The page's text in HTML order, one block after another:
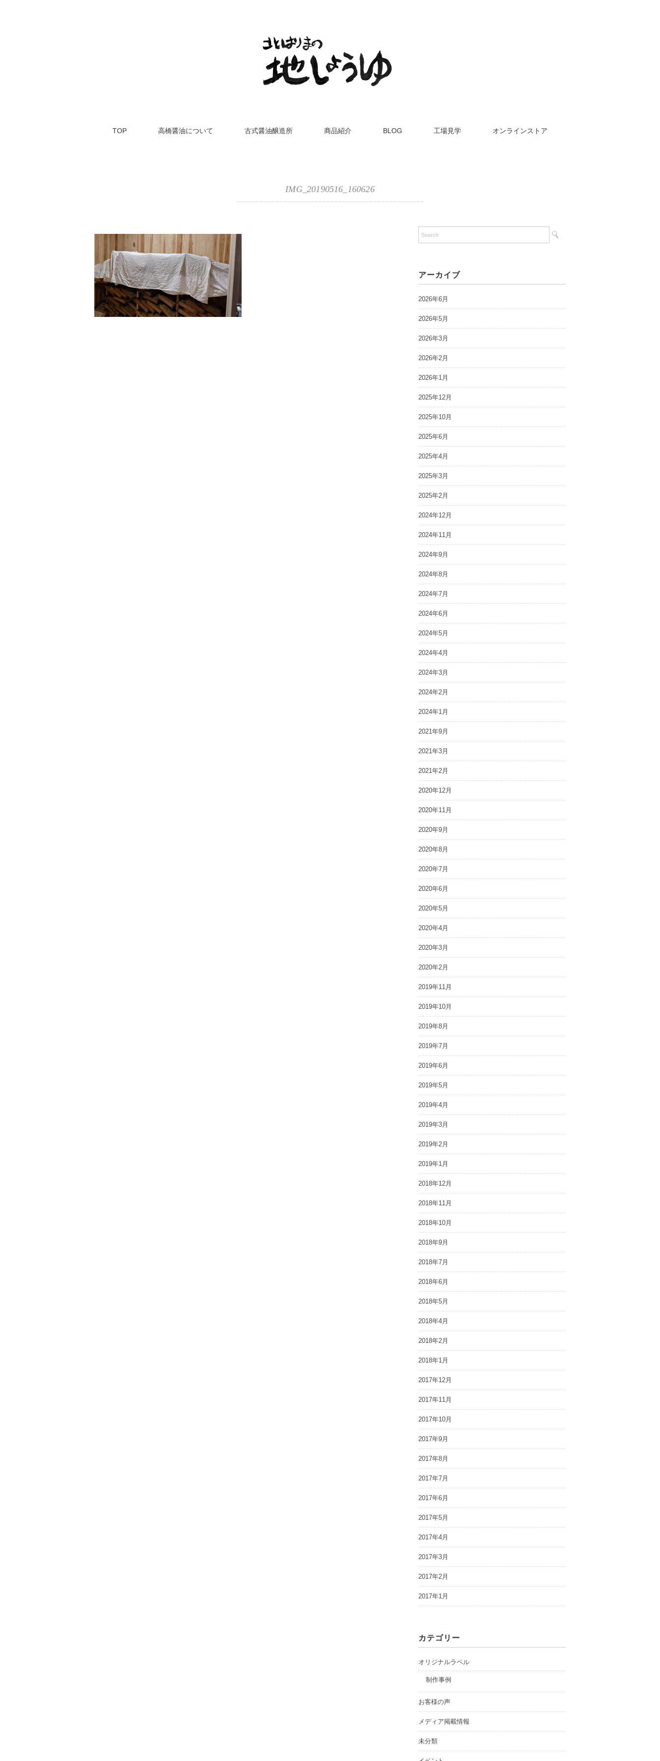
TOP 高橋醤油について 古式醤油醸造所 商品紹介 BLOG 工場見学 オンラインストア
IMG_20190516_160626
アーカイブ
2026年6月
2026年5月
2026年3月
2026年2月
2026年1月
2025年12月
2025年10月
2025年6月
2025年4月
2025年3月
2025年2月
2024年12月
2024年11月
2024年9月
2024年8月
2024年7月
2024年6月
2024年5月
2024年4月
2024年3月
2024年2月
2024年1月
2021年9月
2021年3月
2021年2月
2020年12月
2020年11月
2020年9月
2020年8月
2020年7月
2020年6月
2020年5月
2020年4月
2020年3月
2020年2月
2019年11月
2019年10月
2019年8月
2019年7月
2019年6月
2019年5月
2019年4月
2019年3月
2019年2月
2019年1月
2018年12月
2018年11月
2018年10月
2018年9月
2018年7月
2018年6月
2018年5月
2018年4月
2018年2月
2018年1月
2017年12月
2017年11月
2017年10月
2017年9月
2017年8月
2017年7月
2017年6月
2017年5月
2017年4月
2017年3月
2017年2月
2017年1月
カテゴリー
オリジナルラベル
制作事例
お客様の声
メディア掲載情報
未分類